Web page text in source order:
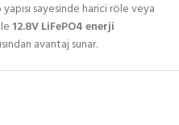
yapısı sayesinde harici röle veya
12.8V LiFePO4 enerji
avantaj sunar.